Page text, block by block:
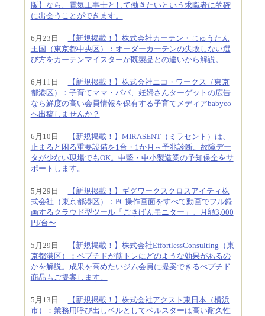
版】なら、電気工事士として働きたいという求職者に的確
に出会うことができます。
6月23日
【新規掲載！】株式会社カーテン・じゅうたん
王国（東京都中央区）：オーダーカーテンの失敗しない選
び方をカーテンマイスターが既製品との違いから解説。
6月11日
【新規掲載！】株式会社ニコ・ワークス（東京
都港区）：子育てママ・パパ、妊婦さんターゲットの広告
なら鮮度の高い会員情報を保有する子育てメディアbabyco
へ出稿しませんか？
6月10日
【新規掲載！】MIRASENT（ミラセント）は、
止まると困る重要設備を1台・1か月～予兆診断。故障デー
タが少ない現場でもOK。中堅・中小製造業の予知保全をサ
ポートします。
5月29日
【新規掲載！】ギグワークスクロスアイティ株
式会社（東京都港区）：PC操作画面をすべて動画でフル録
画するクラウド型ツール「ごきげんモニター」。月額3,000
円/台〜
5月29日
【新規掲載！】株式会社EffortlessConsulting（東
京都港区）：ペプチドが筋トレにどのような効果があるの
かを解説。成果を高めたいジム会員に提案できるぺプチド
商品もご提案します。
5月13日
【新規掲載！】株式会社アクスト東日本（横浜
市）：業務用呼び出しベルとしてベルスターは高い耐久性